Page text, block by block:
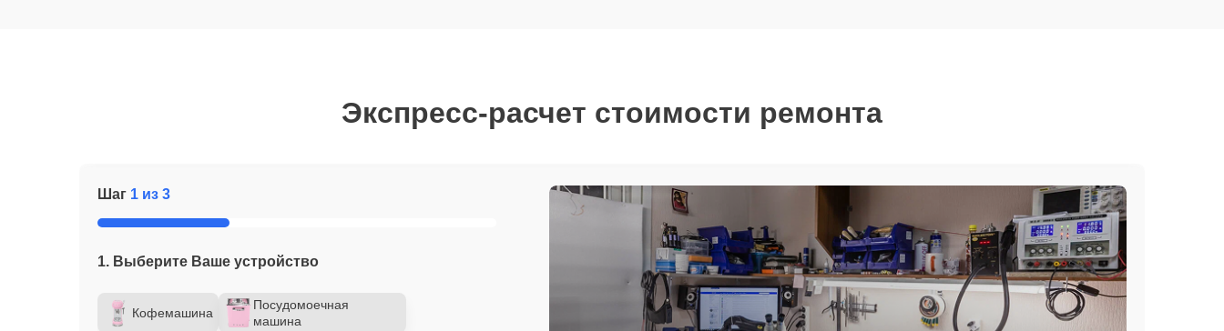
Экспресс-расчет стоимости ремонта
Шаг 1 из 3
1. Выберите Ваше устройство
Кофемашина
Посудомоечная
машина